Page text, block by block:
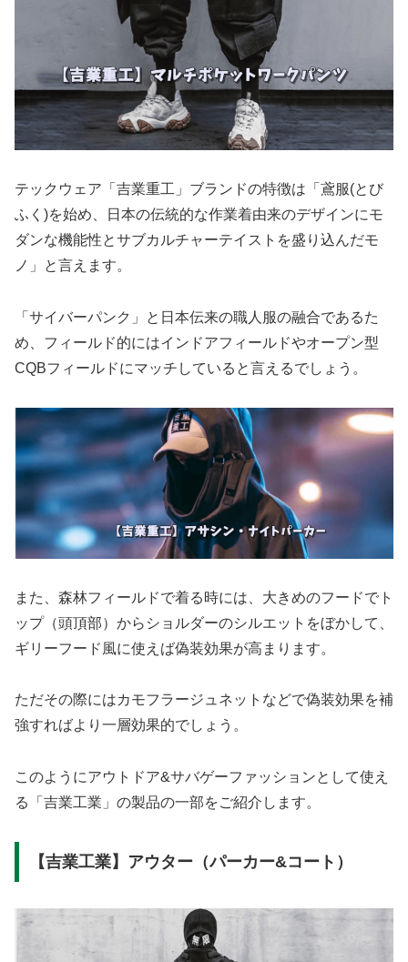
テックウェア「吉業重工」ブランドの特徴は「鳶服(とび
ふく)を始め、日本の伝統的な作業着由来のデザインにモ
ダンな機能性とサブカルチャーテイストを盛り込んだモ
ノ」と言えます。
「サイバーパンク」と日本伝来の職人服の融合であるた
め、フィールド的にはインドアフィールドやオープン型
CQBフィールドにマッチしていると言えるでしょう。
また、森林フィールドで着る時には、大きめのフードでト
ップ（頭頂部）からショルダーのシルエットをぼかして、
ギリーフード風に使えば偽装効果が高まります。
ただその際にはカモフラージュネットなどで偽装効果を補
強すればより一層効果的でしょう。
このようにアウトドア&サバゲーファッションとして使え
る「吉業工業」の製品の一部をご紹介します。
【吉業工業】アウター（パーカー&コート）